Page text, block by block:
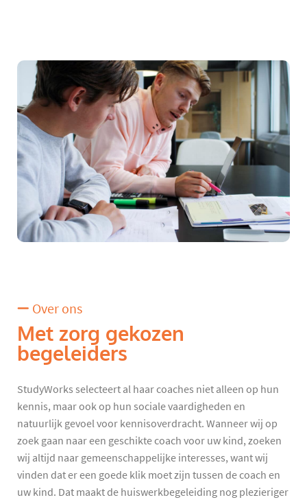
Over ons
Met zorg gekozen
begeleiders
StudyWorks selecteert al haar coaches niet alleen op hun
kennis, maar ook op hun sociale vaardigheden en
natuurlijk gevoel voor kennisoverdracht. Wanneer wij op
zoek gaan naar een geschikte coach voor uw kind, zoeken
wij altijd naar gemeenschappelijke interesses, want wij
vinden dat er een goede klik moet zijn tussen de coach en
uw kind. Dat maakt de huiswerkbegeleiding nog plezieriger